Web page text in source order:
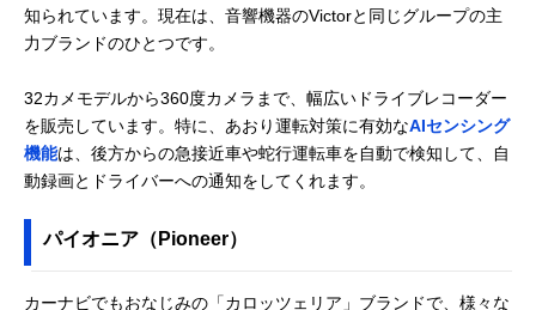
知られています。現在は、音響機器のVictorと同じグループの主
力ブランドのひとつです。
32カメモデルから360度カメラまで、幅広いドライブレコーダー
を販売しています。特に、あおり運転対策に有効なAIセンシング
機能は、後方からの急接近車や蛇行運転車を自動で検知して、自
動録画とドライバーへの通知をしてくれます。
パイオニア（Pioneer）
カーナビでもおなじみの「カロッツェリア」ブランドで、様々な